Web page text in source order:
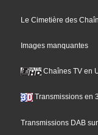
Le Cimetière des
Images manquantes
Chaînes TV en
Transmissions en
Transmissions DAB